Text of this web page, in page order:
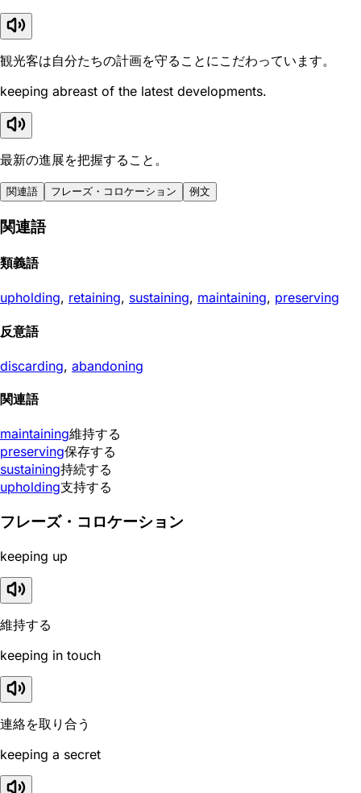
観光客は自分たちの計画を守ることにこだわっています。
keeping abreast of the latest developments.
最新の進展を把握すること。
関連語 フレーズ・コロケーション 例文
関連語
類義語
upholding, retaining, sustaining, maintaining, preserving
反意語
discarding, abandoning
関連語
maintaining維持する
preserving保存する
sustaining持続する
upholding支持する
フレーズ・コロケーション
keeping up
維持する
keeping in touch
連絡を取り合う
keeping a secret